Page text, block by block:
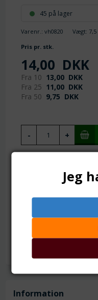
45 på lager
Varenr.:vh0820 Vægt: 7,5
Pris pr. stk.
14,00 DKK
Fra 10 13,00 DKK
Fra 25 11,00 DKK
Fra 50 9,75 DKK
Hul: ca. 3 x 2.5 mm
Materiale: zinklegering
Information
Jeg